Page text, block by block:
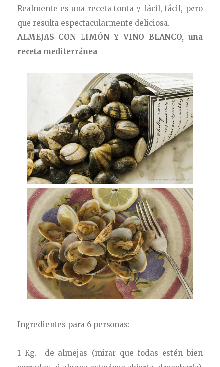
Realmente es una receta tonta y fácil, fácil, pero
que resulta espectacularmente deliciosa.
ALMEJAS CON LIMÓN Y VINO BLANCO, una
receta mediterránea
Ingredientes para 6 personas:
1 Kg. de almejas (mirar que todas estén bien